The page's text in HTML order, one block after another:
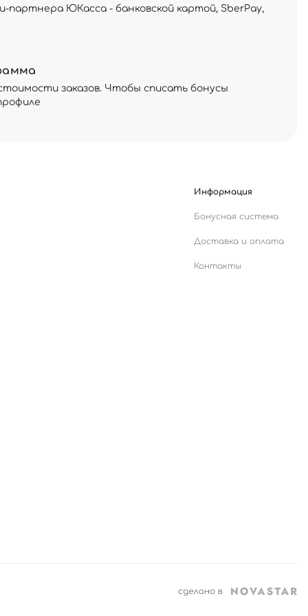
партнера ЮКасса - банковской картой, SberPay,
заказов. Чтобы списать бонусы
Информация
Бонусная система
Доставка и оплата
Контакты